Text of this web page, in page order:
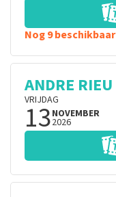
Nog 9
ANDRE RIEU
VRIJDAG
13NOVEMBER
2026